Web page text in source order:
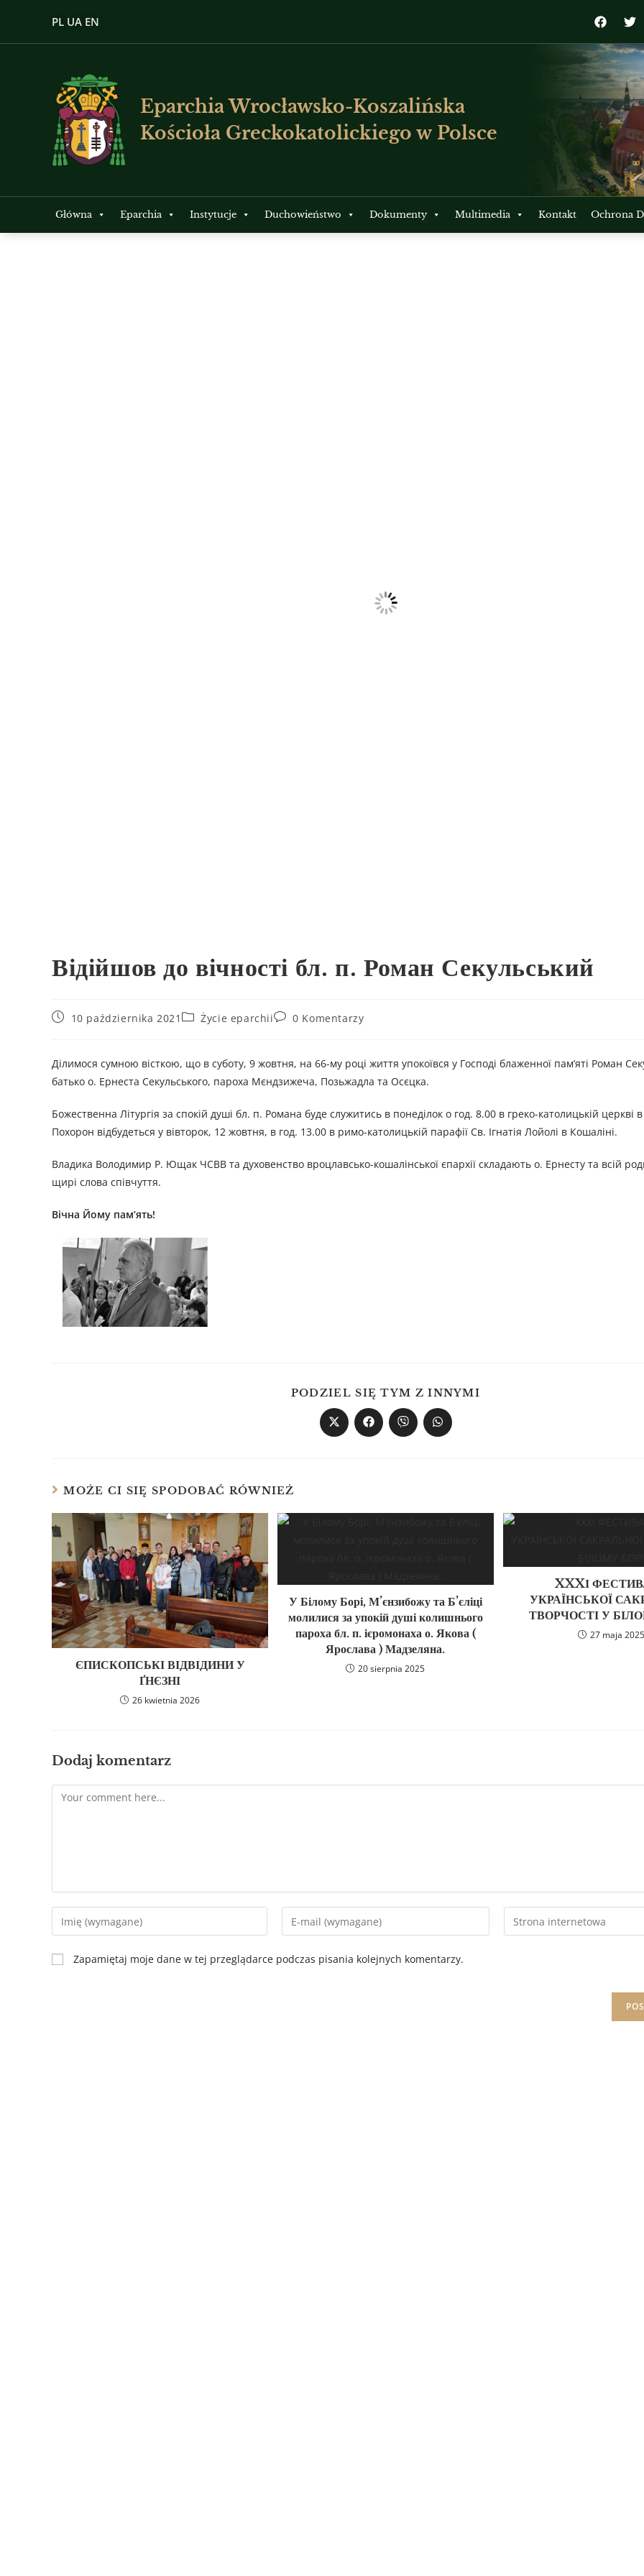
PL UA EN
Eparchia Wrocławsko-Koszalińska
Kościoła Greckokatolickiego w Polsce
Główna Eparchia Instytucje Duchowieństwo Dokumenty Multimedia Kontakt Ochrona
Відійшов до вічності бл. п. Роман Секульський
10 października 2021 Życie eparchii 0 Komentarzy
Ділимося сумною вісткою, що в суботу, 9 жовтня, на 66-му році життя упокоївся у Господі блаженної пам’яті Роман
батько о. Ернеста Секульського, пароха Мєндзижеча, Позьжадла та Осєцка.
Божественна Літургія за спокій душі бл. п. Романа буде служитись в понеділок о год. 8.00 в греко-католицькій церкві
Похорон відбудеться у вівторок, 12 жовтня, в год. 13.00 в римо-католицькій парафії Св. Ігнатія Лойолі в Кошаліні.
Владика Володимир Р. Ющак ЧСВВ та духовенство вроцлавсько-кошалінської єпархії складають о. Ернесту та всій
щирі слова співчуття.
Вічна Йому пам’ять!
PODZIEL SIĘ TYM Z INNYMI
MOŻE CI SIĘ SPODOBAĆ RÓWNIEŻ
ЄПИСКОПСЬКІ ВІДВІДИНИ У
ҐНЄЗНІ
26 kwietnia 2026
У Білому Борі, М’єнзибожу та Б’єліці
молилися за упокій душі колишнього
пароха бл. п. ієромонаха о. Якова (
Ярослава ) Мадзеляна.
20 sierpnia 2025
XXXІ
УКРАЇНСЬКОЇ
ТВОРЧОСТІ У
27 maja 2025
Dodaj komentarz
Zapamiętaj moje dane w tej przeglądarce podczas pisania kolejnych komentarzy.